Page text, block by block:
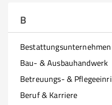
B
Bestattungsunternehmen
Bau- & Ausbauhandwerk
Betreuungs- &
Beruf & Karriere